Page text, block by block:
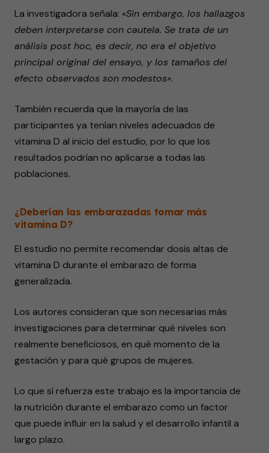
La investigadora señala: «Sin embargo, los hallazgos
deben interpretarse con cautela. Se trata de un
análisis post hoc, es decir, no era el objetivo
principal original del ensayo, y los tamaños del
efecto observados son modestos».
También recuerda que la mayoría de las
participantes ya tenían niveles adecuados de
vitamina D al inicio del estudio, por lo que los
resultados podrían no aplicarse a todas las
poblaciones.
¿Deberían las embarazadas tomar más
vitamina D?
El estudio no permite recomendar dosis altas de
vitamina D durante el embarazo de forma
generalizada.
Los autores consideran que son necesarias más
investigaciones para determinar qué niveles son
realmente beneficiosos, en qué momento de la
gestación y para qué grupos de mujeres.
Lo que sí refuerza este trabajo es la importancia de
la nutrición durante el embarazo como un factor
que puede influir en la salud y el desarrollo infantil a
largo plazo.